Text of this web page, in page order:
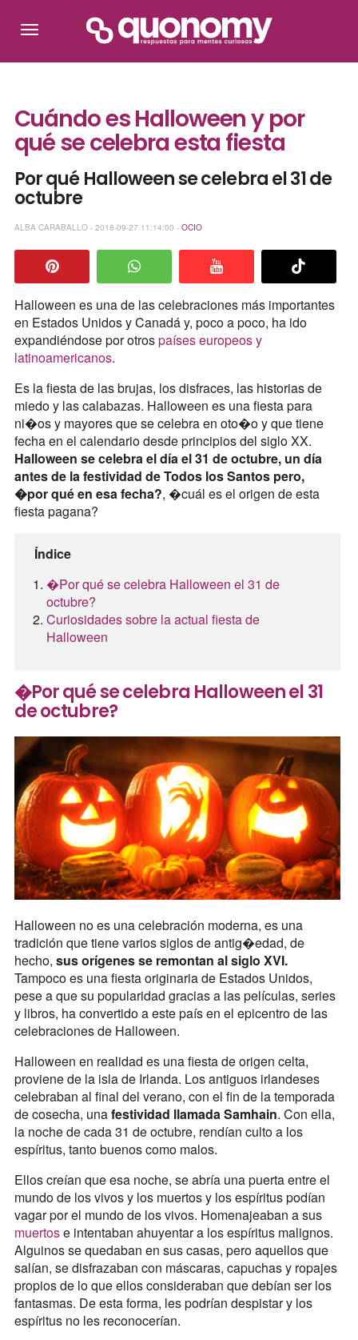
Cuándo es Halloween y por
qué se celebra esta fiesta
Por qué Halloween se celebra el 31 de
octubre
ALBA CARABALLO - 2018-09-27 11:14:00 - OCIO
Halloween es una de las celebraciones más importantes
en Estados Unidos y Canadá y, poco a poco, ha ido
expandiéndose por otrospaíses europeos y
latinoamericanos.
Es la fiesta de las brujas, los disfraces, las historias de
miedo y las calabazas. Halloween es una fiesta para
ni�os y mayores que se celebra en oto�o y que tiene
fecha en el calendario desde principios del siglo XX.
Halloween se celebra el día el 31 de octubre, un día
antes de la festividad de Todos los Santos pero,
�por qué en esa fecha?, �cuál es el origen de esta
fiesta pagana?
Índice
�Por qué se celebra Halloween el 31 de
octubre?
Curiosidades sobre la actual fiesta de
Halloween
�Por qué se celebra Halloween el 31
de octubre?
Halloween no es una celebración moderna, es una
tradición que tiene varios siglos de antig�edad, de
hecho, sus orígenes se remontan al siglo XVI.
Tampoco es una fiesta originaria de Estados Unidos,
pese a que su popularidad gracias a las películas, series
y libros, ha convertido a este país en el epicentro de las
celebraciones de Halloween.
Halloween en realidad es una fiesta de origen celta,
proviene de la isla de Irlanda. Los antiguos irlandeses
celebraban al final del verano, con el fin de la temporada
de cosecha, unafestividad llamada Samhain. Con ella,
la noche de cada 31 de octubre, rendían culto a los
espíritus, tanto buenos como malos.
Ellos creían que esa noche, se abría una puerta entre el
mundo de los vivos y los muertos y los espíritus podían
vagar por el mundo de los vivos. Homenajeaban a sus
muertose intentaban ahuyentar a los espíritus malignos.
Alguinos se quedaban en sus casas, pero aquellos que
salían, se disfrazaban con máscaras, capuchas y ropajes
propios de lo que ellos consideraban que debían ser los
fantasmas. De esta forma, les podrían despistar y los
espíritus no les reconocerían.